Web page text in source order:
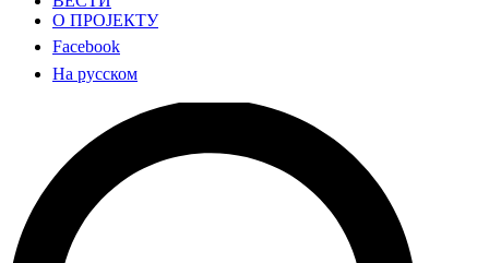
О ПРОЈЕКТУ
Facebook
На русском